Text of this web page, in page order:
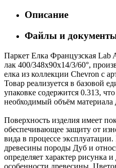
Описание
Файлы и
Паркет Елка Французская Lab
лак 400/348х90х14/3/60°,
елка из коллекции Chevron с
Товар реализуется в базовой
упаковке содержится 0.313,
необходимый объём материала
Поверхность изделия имеет
обеспечивающее защиту от
вида в процессе
древесины породы Дуб и
определяет характер рисунка
особенности древесины.